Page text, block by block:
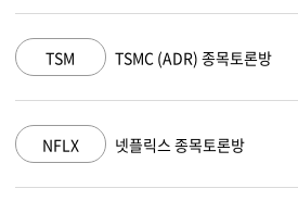
(ADR) 종목토론방
릭스 종목토론방